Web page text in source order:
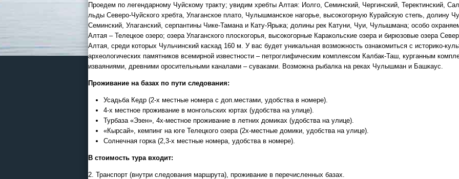
Автобусные туры
море.
Соль-Илецк
Детские лагеря в
Великий Устюг
Проедем по легендарному Чуйскому тракту; увидим хребты Алтая: Иолго, Семинский, Чергинский, Теректинский,
льды Северо-Чуйского хребта, Улаганское плато, Чулышманское нагорье, высокогорную Курайскую степь, долину
Семинский, Улаганский, серпантины Чике-Тамана и Кату-Ярыка; долины рек Катуни, Чуи, Чулышмана; особо
Алтая – Телецкое озеро; озера Улаганского плоскогорья, высокогорные Каракольские озера и бирюзовые озера
Алтая, среди которых Чульчинский каскад 160 м. У вас будет уникальная возможность ознакомиться с историко-
археологических памятников всемирной известности – петроглифическим комплексом Калбак-Таш, курганным
изваяниями, древними оросительными каналами – суваками. Возможна рыбалка на реках Чулышман и Башкаус.
Проживание на базах по пути следования:
Усадьба Кедр (2-х местные номера с доп.местами, удобства в номере).
4-х местное проживание в монгольских юртах (удобства на улице).
Турбаза «Эзен», 4х-местное проживание в летних домиках (удобства на улице).
«Кырсай», кемпинг на юге Телецкого озера (2х-местные домики, удобства на улице).
Солнечная горка (2,3-х местные номера, удобства в номере).
В стоимость тура входит:
2. Транспорт (внутри следования маршрута), проживание в перечисленных базах.